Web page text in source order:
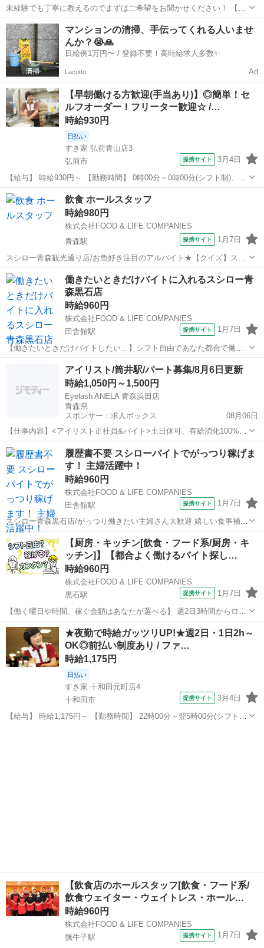
未経験でも丁寧に教えるのでまずはご希望をお聞かせください！ 【キ
ッチン】 調理、調理補助、食器洗浄、厨房の掃除などをお任せ。 例え
ば握りポジションなら、しゃりにネタをのせるだけでOKです ※一部
ホールに出る業務がございます...
青森 黒石市 レストラン
マンションの清掃、手伝ってくれる人いませ
んか？😭🙏
日給例1万円〜 / 登録不要！高時給求人多数✨
Lacotto Ad
【早朝働ける方歓迎(手当あり)】◎簡単！セ
ルフオーダー！フリーター歓迎☆ /…
時給930円
日払い
すき家 弘前青山店3
弘前市
提携サイト 3月4日
【給与】 時給930円～ 【勤務時間】 0時00分～0時00分(シフト制)、1
日2時間 週2日 から応相談 【お仕事内容】 【仕事内容】 ◆すき家スタ
ッフ募集◆ 【お仕事内容】 ◎接客 ◎調理 ◎販売 ◎金銭管理 ◎清...
青森 レストラン
飲食 ホールスタッフ
時給980円
株式会社FOOD & LIFE COMPANIES
青森駅
提携サイト 1月7日
スシロー青森観光通り店/お魚好き注目のアルバイト★【クイズ】スシ
ロー人気上位のはまちってどんな魚？/給与前払い制度あり 人気ネタラ
ンキングでも2位と絶大な人気を誇る定番メニュー「はまち」！実は出
生魚代表のブリの別名なんです♪...
青森 レストラン
働きたいときだけバイトに入れるスシロー青
森黒石店
時給960円
株式会社FOOD & LIFE COMPANIES
田舎館駅
提携サイト 1月7日
【働きたいときだけバイトしたい…】シフト自由であなた都合で働け
る/スシロー青森黒石店/給与前払い制度あり 【もっと自由に働けるバ
イト探してません？】 スタッフからこんな要望をよく聞きます 「テス
ト前なのでシフト減らしたいです...
レストラン
アイリスト/筒井駅/パート募集/8月6日更新
時給1,050円～1,500円
Eyelash ANELA 青森浜田店
青森県
スポンサー：求人ボックス
08月06日
【仕事内容】<アイリスト正社員&バイト>土日休可、有給消化100%
経験者優遇&未経験歓迎 <募集職種> アイリスト <仕事内容> 美容師免
許を活かして、女性の目元を美しくデザインするお仕事です。 まつげ
エクステの施術を中心に、受...
アルバイト・パート
履歴書不要 スシローバイトでがっつり稼げま
す！ 主婦活躍中！
時給960円
株式会社FOOD & LIFE COMPANIES
田舎館駅
提携サイト 1月7日
スシロー青森黒石店/がっつり働きたい主婦さん大歓迎 嬉しい食事補助
（30％OFF）/給与前払い制度あり 仕事内容は手順が明確で簡単なの
で、未経験の方でも安心して対応できる内容です♪ 1日3時間からOK！
ご自身の生活スタイ...
田舎館駅 レストラン
【厨房・キッチン[飲食・フード系/厨房・キ
ッチン]】【都合よく働けるバイト探し…
時給960円
株式会社FOOD & LIFE COMPANIES
黒石駅
提携サイト 1月7日
【働く曜日や時間、稼ぐ金額はあなたが選べる】 週2日3時間からロン
グシフトまで選べます！ スキマ時間に働くもジャンジャン稼ぐもOK
マニュアル完備！未経験でも安心の働きやすさ！ ■キッチン 調理、調
理補助、食器洗浄、厨房の...
青森 黒石市 黒石駅 レストラン
★夜勤で時給ガッツリUP!★週2日・1日2h～
OK◎前払い制度あり / ファ…
時給1,175円
日払い
すき家 十和田元町店4
十和田市
提携サイト 3月4日
【給与】 時給1,175円～ 【勤務時間】 22時00分～翌5時00分(シフト
【飲食店のホールスタッフ[飲食・フード系/
飲食ウェイター・ウェイトレス・ホール…
時給960円
株式会社FOOD & LIFE COMPANIES
撫牛子駅
提携サイト 1月7日